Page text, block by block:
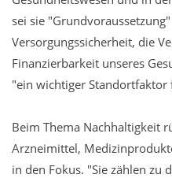
sei sie
Versorgungssicherheit, die
Finanzierbarkeit unseres
"ein wichtiger Standortfaktor
Beim Thema Nachhaltigkeit
Arzneimittel,
in den Fokus. "Sie zählen zu